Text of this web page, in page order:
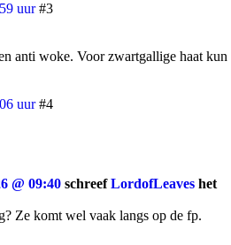
uur #3
anti woke. Voor zwartgallige haat kun
uur #4
@ 09:40 schreefLordofLeaves het
Ze komt wel vaak langs op de fp.